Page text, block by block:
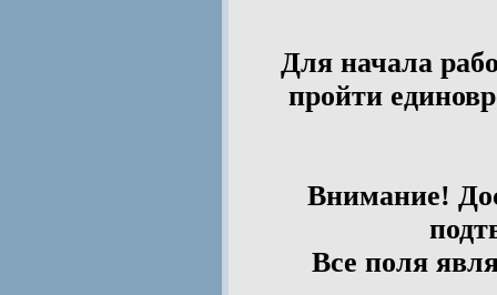
Для начала
пройти
Внимание!
Все поля